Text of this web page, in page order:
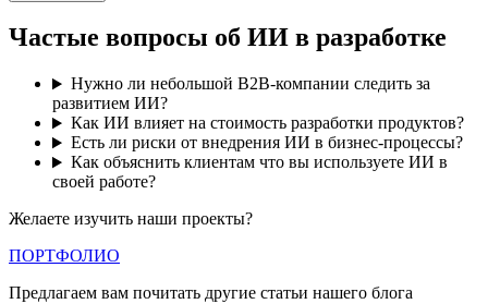
Частые вопросы об ИИ в разработке
Нужно ли небольшой B2B-компании следить за
развитием ИИ?
Как ИИ влияет на стоимость разработки продуктов?
Есть ли риски от внедрения ИИ в бизнес-процессы?
Как объяснить клиентам что вы используете ИИ в
своей работе?
Желаете изучить наши проекты?
ПОРТФОЛИО
Предлагаем вам почитать другие статьи нашего блога